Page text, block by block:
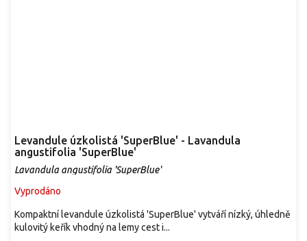
Levandule úzkolistá 'SuperBlue' - Lavandula
angustifolia 'SuperBlue'
Lavandula angustifolia 'SuperBlue'
Vyprodáno
Kompaktní levandule úzkolistá 'SuperBlue' vytváří nízký, úhledně
kulovitý keřík vhodný na lemy cest i...